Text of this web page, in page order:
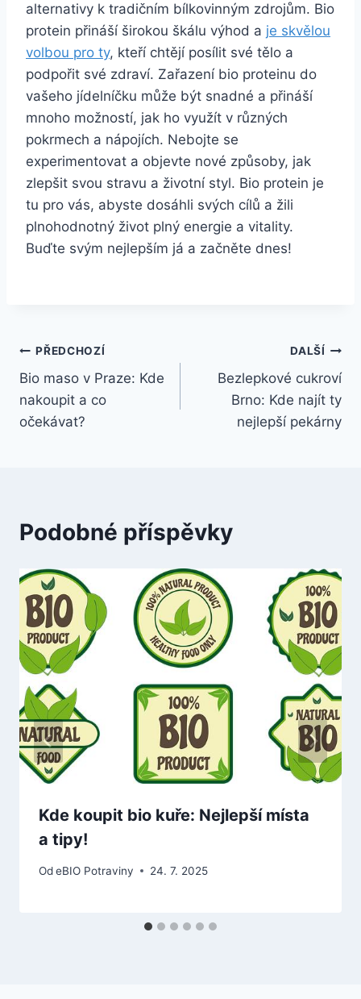
alternativy ‌k ⁤tradičním bílkovinným ⁢zdrojům. Bio
protein ‌přináší širokou⁤ škálu⁢ výhod‌ a je skvělou
volbou pro ty, kteří chtějí posílit své tělo a
⁤podpořit své zdraví. Zařazení bio proteinu do
vašeho ‌jídelníčku může být snadné a přináší
mnoho možností,‍ jak ho‍ využít v různých
pokrmech‍ a nápojích. Nebojte se
experimentovat a objevte nové​ způsoby, jak⁣
zlepšit svou stravu a životní styl. Bio protein je
tu pro vás,⁤ abyste dosáhli⁤ svých⁢ cílů a žili
plnohodnotný⁤ život plný​ energie‍ a vitality.
Buďte svým nejlepším⁤ já a‌ začněte dnes!
Navigace
pro
příspěvek
PŘEDCHOZÍ
Bio maso v Praze: Kde
nakoupit a co
očekávat?
DALŠÍ
Bezlepkové cukroví
Brno: Kde najít ty
nejlepší pekárny
Podobné příspěvky
Kde koupit bio kuře: Nejlepší místa
a tipy!
OdeBIO Potraviny 24. 7. 2025